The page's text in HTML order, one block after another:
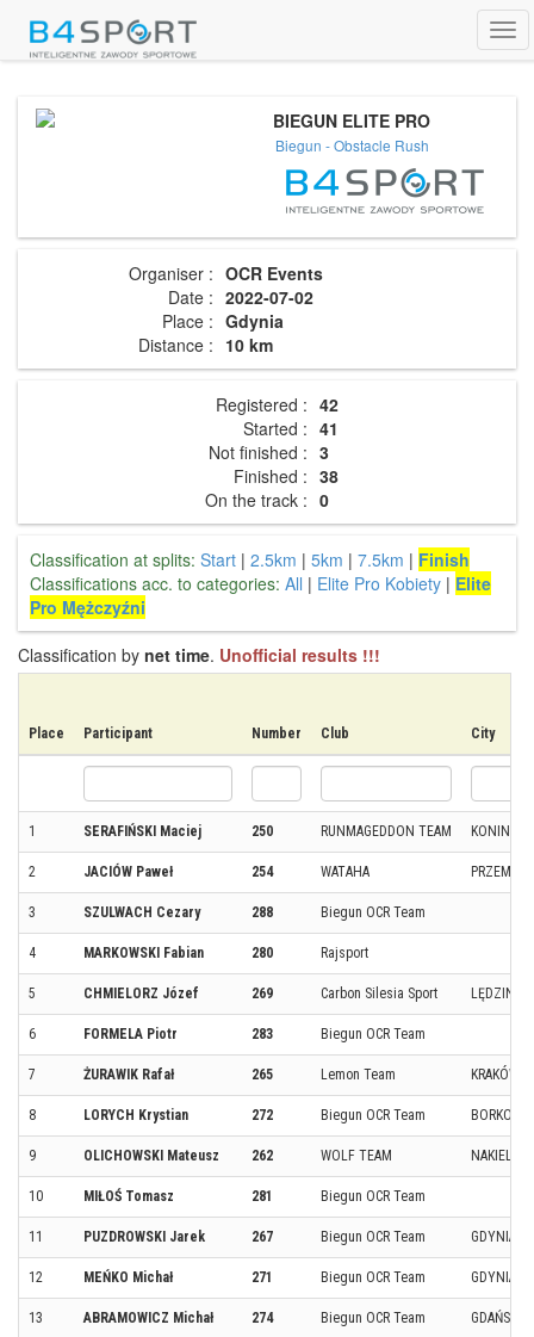
BIEGUN ELITE PRO
Biegun - Obstacle Rush
Organiser : OCR Events
Date : 2022-07-02
Place : Gdynia
Distance : 10 km
Registered : 42
Started : 41
Not finished : 3
Finished : 38
On the track : 0
Classification at splits: Start | 2.5km | 5km | 7.5km | Finish
Classifications acc. to categories: All | Elite Pro Kobiety | Elite
Pro Mężczyźni
Classification by net time. Unofficial results !!!
Place Participant Number Club City
1 SERAFIŃSKI Maciej 250 RUNMAGEDDON TEAM KONIN
2 JACIÓW Paweł 254 WATAHA PRZEMYŚL
3 SZULWACH Cezary 288 Biegun OCR Team
4 MARKOWSKI Fabian 280 Rajsport
5 CHMIELORZ Józef 269 Carbon Silesia Sport LĘDZINY
6 FORMELA Piotr 283 Biegun OCR Team
7 ŻURAWIK Rafał 265 Lemon Team KRAKÓW
8 LORYCH Krystian 272 Biegun OCR Team BORKOWO
9 OLICHOWSKI Mateusz 262 WOLF TEAM
10 MIŁOŚ Tomasz 281 Biegun OCR Team
11 PUZDROWSKI Jarek 267 Biegun OCR Team GDYNIA
12 MEŃKO Michał 271 Biegun OCR Team GDYNIA
13 ABRAMOWICZ Michał 274 Biegun OCR Team GDAŃSK